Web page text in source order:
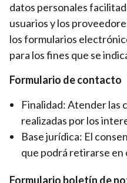
datos personales
usuarios y los
los formularios
para los fines que se
Formulario de contacto
Finalidad: Atender las
realizadas por los
Base jurídica: El
que podrá retirarse en
Formulario boletín de